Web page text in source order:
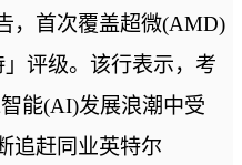
，首次覆盖超微(AMD)
评级。该行表示，考
能(AI)发展浪潮中受
追赶同业英特尔